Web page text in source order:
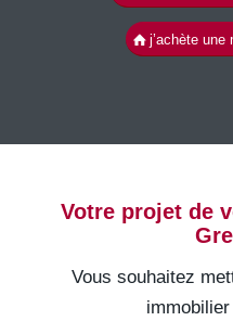
j’achète une
Votre projet de
Vous souhaitez